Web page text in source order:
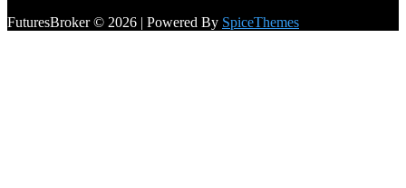
FuturesBroker © 2026 | Powered By SpiceThemes